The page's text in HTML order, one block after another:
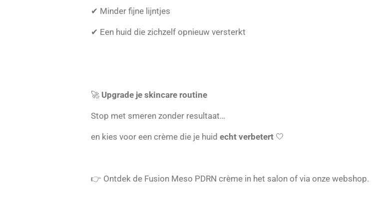
✔ Minder fijne lijntjes
✔ Een huid die zichzelf opnieuw versterkt
🚀 Upgrade je skincare routine
Stop met smeren zonder resultaat…
en kies voor een crème die je huid echt verbetert 🤍
👉 Ontdek de Fusion Meso PDRN crème in het salon of via onze webshop.